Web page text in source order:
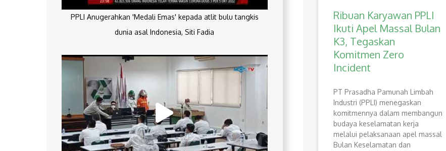
PPLI Anugerahkan 'Medali Emas' kepada atlit bulu tangkis
dunia asal Indonesia, Siti Fadia
Ribuan Karyawan PPLI
Ikuti Apel Massal Bulan
K3, Tegaskan
Komitmen Zero
Incident
PT Prasadha Pamunah Limbah
Industri (PPLI) menegaskan
komitmennya dalam membangun
budaya keselamatan kerja
melalui pelaksanaan apel massal
Bulan Keselamatan dan